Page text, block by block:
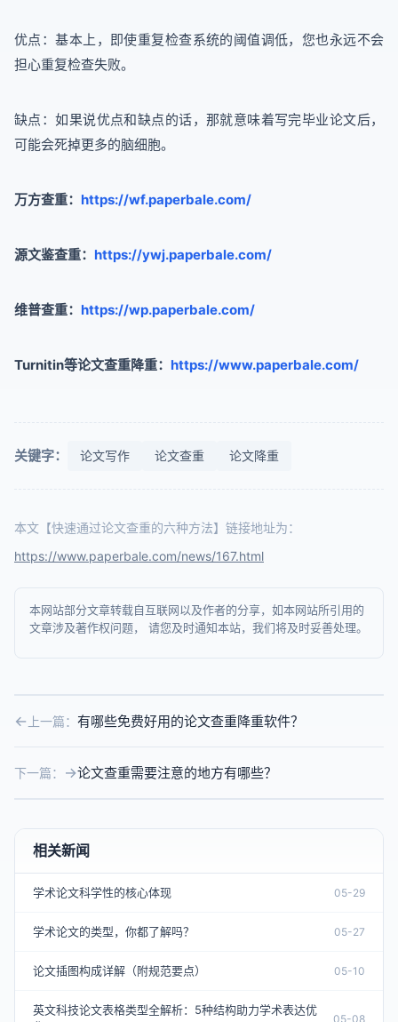
优点：基本上，即使重复检查系统的阈值调低，您也永远不会
担心重复检查失败。
缺点：如果说优点和缺点的话，那就意味着写完毕业论文后，
可能会死掉更多的脑细胞。
万方查重： https://wf.paperbale.com/
源文鉴查重： https://ywj.paperbale.com/
维普查重： https://wp.paperbale.com/
Turnitin等论文查重降重： https://www.paperbale.com/
关键字： 论文写作 论文查重 论文降重
本文【快速通过论文查重的六种方法】链接地址为：
https://www.paperbale.com/news/167.html
本网站部分文章转载自互联网以及作者的分享，如本网站所引用的
文章涉及著作权问题， 请您及时通知本站，我们将及时妥善处理。
上一篇： 有哪些免费好用的论文查重降重软件？
下一篇： 论文查重需要注意的地方有哪些？
相关新闻
学术论文科学性的核心体现 05-29
学术论文的类型，你都了解吗？ 05-27
论文插图构成详解（附规范要点） 05-10
英文科技论文表格类型全解析：5种结构助力学术表达优
05-08